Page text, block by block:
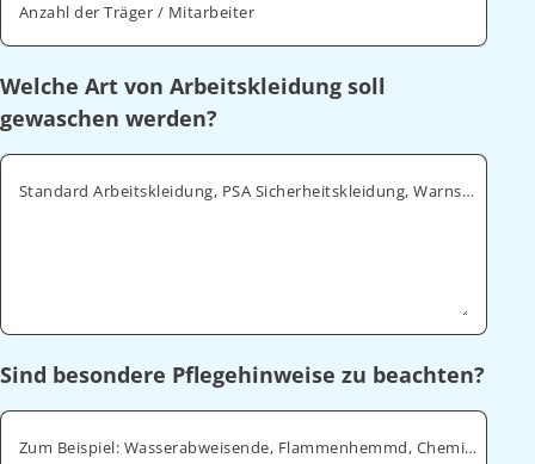
Anzahl der Träger / Mitarbeiter
Welche Art von Arbeitskleidung soll
gewaschen werden?
Standard Arbeitskleidung, PSA Sicherheitskleidung, Warnschutz, ESD
Sind besondere Pflegehinweise zu beachten?
Zum Beispiel: Wasserabweisende, Flammenhemmd, Chemikalienabweisende